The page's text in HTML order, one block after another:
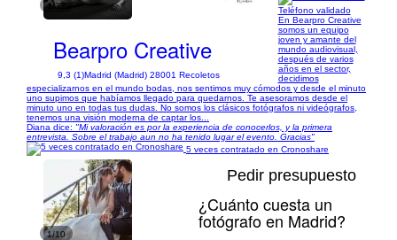
1/37
Bearpro Creative
9,3 (1)Madrid (Madrid) 28001 Recoletos
Teléfono validado
En Bearpro Creative
somos un equipo
joven y amante del
mundo audiovisual,
después de varios
años en el sector,
decidimos
especializarnos en el mundo bodas, nos sentimos muy cómodos y desde el minuto
uno supimos que habíamos llegado para quedarnos. Te asesoramos desde el
minuto uno en todas tus dudas. No somos los clásicos fotógrafos ni videógrafos,
tenemos una visión moderna de captar los...
Diana dice: "Mi valoración es por la experiencia de conocerlos, y la primera
entrevista. Sobre el trabajo aun no ha tenido lugar el evento. Gracias"
5 veces contratado en Cronoshare
1/10
Pedir presupuesto
¿Cuánto cuesta un
fotógrafo en Madrid?